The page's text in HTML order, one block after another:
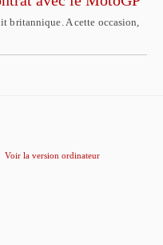
britannique. A cette occasion,
Voir la version ordinateur